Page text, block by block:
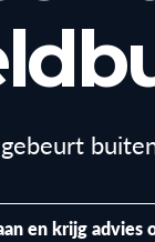
en krijg advies